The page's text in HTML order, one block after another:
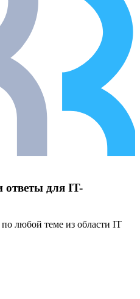
для IT-
любой теме из области IT